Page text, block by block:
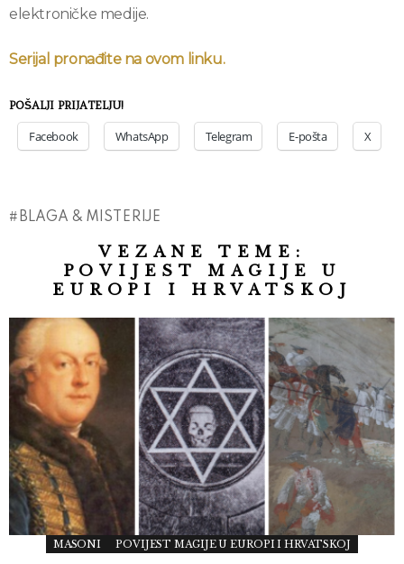
elektroničke medije.
Serijal pronađite na ovom linku.
POŠALJI PRIJATELJU!
Facebook WhatsApp Telegram E-pošta X
BLAGA & MISTERIJE
VEZANE TEME:
POVIJEST MAGIJE U
EUROPI I HRVATSKOJ
MASONI POVIJEST MAGIJE U EUROPI I HRVATSKOJ